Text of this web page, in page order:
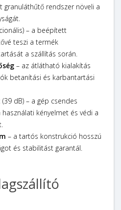
granuláthűtő rendszer növeli a
– a beépített
teszi a termék
a szállítás során.
– az átlátható kialakítás
betanítási és karbantartási
(39 dB) – a gép csendes
kényelmet és védi a
– a tartós konstrukció hosszú
és stabilitást garantál.